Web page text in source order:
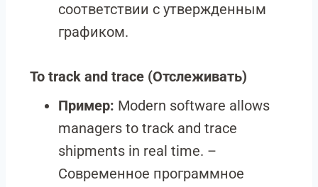
соответствии с утвержденным
графиком.
To track and trace (Отслеживать)
Пример: Modern software allows
managers to track and trace
shipments in real time. –
Современное программное